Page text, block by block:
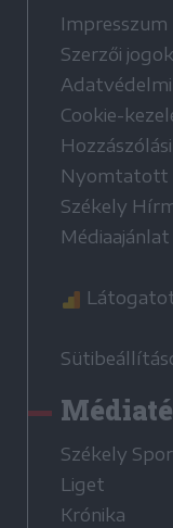
Impresszum
Szerzői jogok
Cookie-
Nyomtatott
Székely
Médiaajánlat
Székely
Liget
Krónika